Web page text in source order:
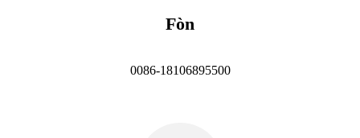
Fòn
0086-18106895500